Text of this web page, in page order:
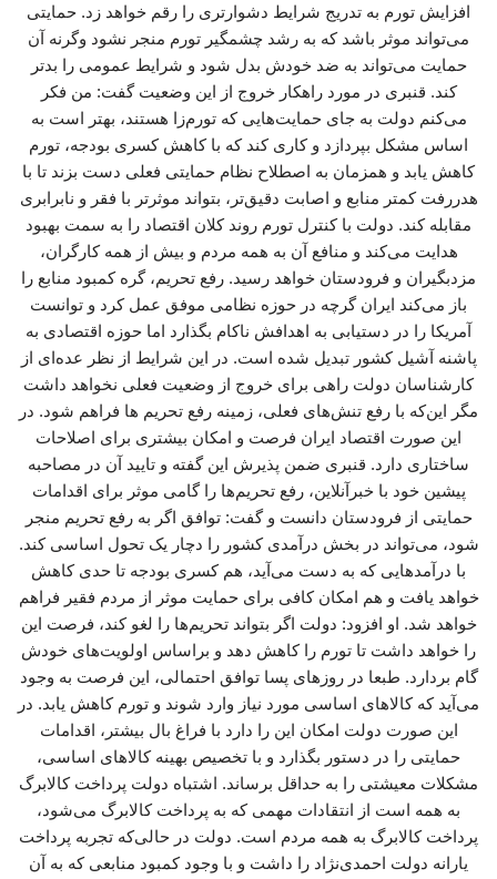
افزایش تورم به تدریج شرایط دشوارتری را رقم خواهد زد. حمایتی
می‌تواند موثر باشد که به رشد چشمگیر تورم منجر نشود وگرنه آن
حمایت می‌تواند به ضد خودش بدل شود و شرایط عمومی را بدتر
کند. قنبری در مورد راهکار خروج از این وضعیت گفت: من فکر
می‌کنم دولت به جای حمایت‌هایی که تورم‌زا هستند، بهتر است به
اساس مشکل بپردازد و کاری کند که با کاهش کسری بودجه، تورم
کاهش یابد و همزمان به اصطلاح نظام حمایتی فعلی دست بزند تا با
هدررفت کمتر منابع و اصابت دقیق‌تر، بتواند موثرتر با فقر و نابرابری
مقابله کند. دولت با کنترل تورم روند کلان اقتصاد را به سمت بهبود
هدایت می‌کند و منافع آن به همه مردم و بیش از همه کارگران،
مزدبگیران و فرودستان خواهد رسید. رفع تحریم، گره کمبود منابع را
باز می‌کند ایران گرچه در حوزه نظامی موفق عمل کرد و توانست
آمریکا را در دستیابی به اهدافش ناکام بگذارد اما حوزه اقتصادی به
پاشنه آشیل کشور تبدیل شده است. در این شرایط از نظر عده‌ای از
کارشناسان دولت راهی برای خروج از وضعیت فعلی نخواهد داشت
مگر این‌که با رفع تنش‌های فعلی، زمینه رفع تحریم ها فراهم شود. در
این صورت اقتصاد ایران فرصت و امکان بیشتری برای اصلاحات
ساختاری دارد. قنبری ضمن پذیرش این گفته و تایید آن در مصاحبه
پیشین خود با خبرآنلاین، رفع تحریم‌ها را گامی موثر برای اقدامات
حمایتی از فرودستان دانست و گفت: توافق اگر به رفع تحریم منجر
شود، می‌تواند در بخش درآمدی کشور را دچار یک تحول اساسی کند.
با درآمدهایی که به دست می‌آید، هم کسری بودجه تا حدی کاهش
خواهد یافت و هم امکان کافی برای حمایت موثر از مردم فقیر فراهم
خواهد شد. او افزود: دولت اگر بتواند تحریم‌ها را لغو کند، فرصت این
را خواهد داشت تا تورم را کاهش دهد و براساس اولویت‌های خودش
گام بردارد. طبعا در روزهای پسا توافق احتمالی، این فرصت به وجود
می‌آید که کالاهای اساسی مورد نیاز وارد شوند و تورم کاهش یابد. در
این صورت دولت امکان این را دارد با فراغ بال بیشتر، اقدامات
حمایتی را در دستور بگذارد و با تخصیص بهینه کالاهای اساسی،
مشکلات معیشتی را به حداقل برساند. اشتباه دولت پرداخت کالابرگ
به همه است از انتقادات مهمی که به پرداخت کالابرگ می‌شود،
پرداخت کالابرگ به همه مردم است. دولت در حالی‌که تجربه پرداخت
یارانه دولت احمدی‌نژاد را داشت و با وجود کمبود منابعی که به آن